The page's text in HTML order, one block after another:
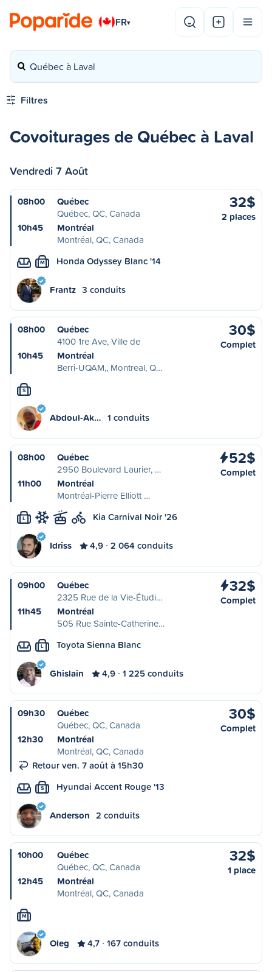
FR▾
Québec à Laval
Filtres
Covoiturages de Québec à Laval
Vendredi 7 Août
08h00
Québec
Québec, QC, Canada
10h45
Montréal
Montréal, QC, Canada
32$
2 places
M Honda Odyssey Blanc '14
Frantz 3 conduits
08h00
Québec
4100 1re Ave, Ville de
10h45
Montréal
Berri-UQAM,, Montreal, Q…
30$
Complet
S
Abdoul-Ak… 1 conduits
08h00
Québec
2950 Boulevard Laurier, …
11h00
Montréal
Montréal-Pierre Elliott …
52$
Complet
L Kia Carnival Noir '26
Idriss 4,9 2 064 conduits
09h00
Québec
2325 Rue de la Vie-Étudi…
11h45
Montréal
505 Rue Sainte-Catherine…
32$
Complet
L Toyota Sienna Blanc
Ghislain 4,9 1 225 conduits
09h30
Québec
Québec, QC, Canada
12h30
Montréal
Montréal, QC, Canada
Retour ven. 7 août à 15h30
30$
Complet
S Hyundai Accent Rouge '13
Anderson 2 conduits
10h00
Québec
Québec, QC, Canada
12h45
Montréal
Montréal, QC, Canada
32$
1 place
M
Oleg 4,7 167 conduits